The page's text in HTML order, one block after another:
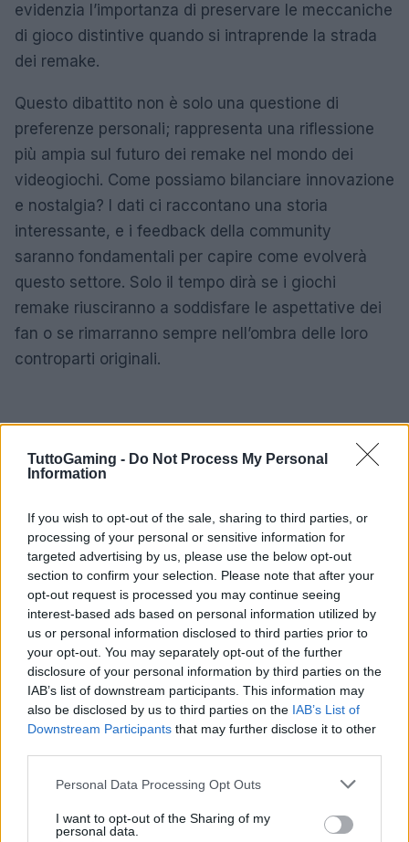
TuttoGaming - Do Not Process My Personal
Information
If you wish to opt-out of the sale, sharing to third parties, or
processing of your personal or sensitive information for
targeted advertising by us, please use the below opt-out
section to confirm your selection. Please note that after your
opt-out request is processed you may continue seeing
interest-based ads based on personal information utilized by
us or personal information disclosed to third parties prior to
your opt-out. You may separately opt-out of the further
disclosure of your personal information by third parties on the
IAB’s list of downstream participants. This information may
also be disclosed by us to third parties on the IAB’s List of
Downstream Participants that may further disclose it to other
Please note that this website/app uses one or more Google
not limited to your visit or usage behaviour. You may click to
grant or deny consent to Google and its third-party tags to
Personal Data Processing Opt Outs
I want to opt-out of the Sharing of my
personal data.
evidenzia l’importanza di preservare le meccaniche
di gioco distintive quando si intraprende la strada
dei remake.
Questo dibattito non è solo una questione di
preferenze personali; rappresenta una riflessione
più ampia sul futuro dei remake nel mondo dei
videogiochi. Come possiamo bilanciare innovazione
e nostalgia? I dati ci raccontano una storia
interessante, e i feedback della community
saranno fondamentali per capire come evolverà
questo settore. Solo il tempo dirà se i giochi
remake riusciranno a soddisfare le aspettative dei
fan o se rimarranno sempre nell’ombra delle loro
controparti originali.
AUTORE
AiAdhubMedia